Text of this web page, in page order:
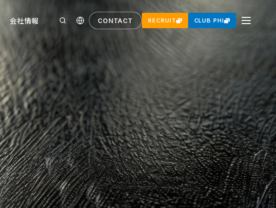
会社情報 CONTACT RECRUIT CLUB PHI